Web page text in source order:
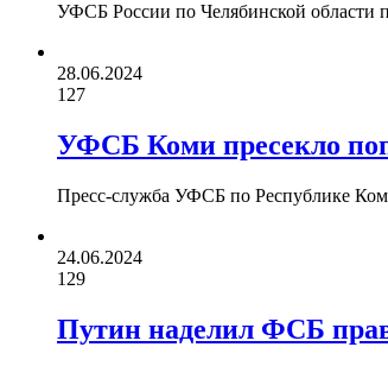
УФСБ России по Челябинской области
28.06.2024
127
УФСБ Коми пресекло
Пресс-служба УФСБ по Республике
24.06.2024
129
Путин наделил ФСБ